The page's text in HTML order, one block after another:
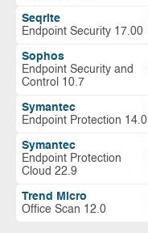
Seqrite
Endpoint Security 17.00
Sophos
Endpoint Security and
Control 10.7
Symantec
Endpoint Protection 14.0
Symantec
Endpoint Protection
Cloud 22.9
Trend Micro
Office Scan 12.0